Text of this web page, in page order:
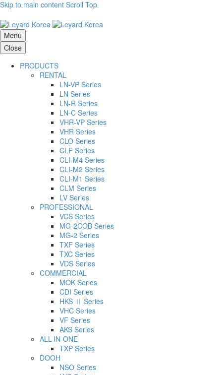
Skip to main content Scroll Top
Menu
Close
PRODUCTS
RENTAL
LN-VP Series
LN Series
LN-R Series
LN-C Series
VHR-VP Series
VHR Series
CLO Series
CLF Series
CLI-M4 Series
CLI-M2 Series
CLI-M1 Series
CLM Series
LV Series
PROFESSIONAL
VCS Series
MG-2COB Series
MG-2 Series
TXF Series
TXC Series
VDS Series
COMMERCIAL
MOK Series
CDI Series
HKS Ⅱ Series
VHC Series
VF Series
AKS Series
ALL-IN-ONE
TXP Series
DOOH
NSO Series